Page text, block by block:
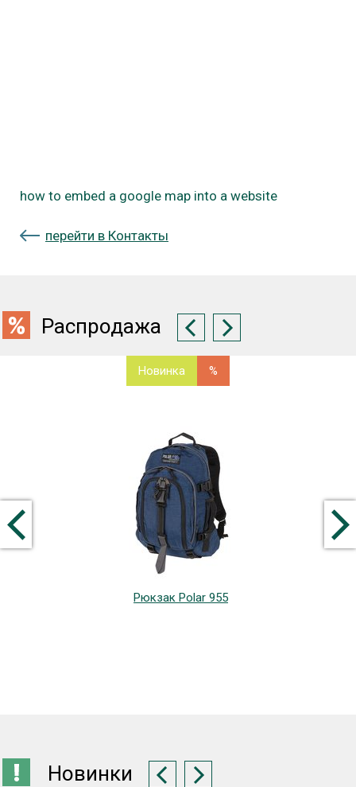
how to embed a google map into a website
перейти в Контакты
Распродажа
Новинка %
Рюкзак Polar 955
Новинки